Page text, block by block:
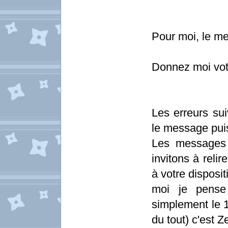
Pour moi, le
Donnez moi
Les erreurs
le message
Les
invitons à
à votre
moi je
simplement le
du tout) c'est